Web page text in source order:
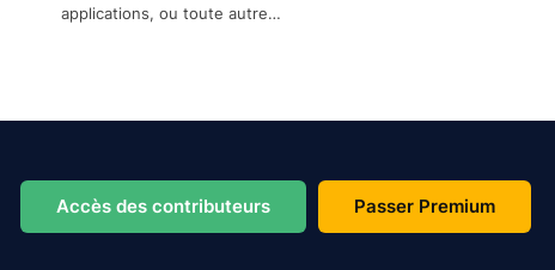
applications, ou toute autre
Accès des contributeurs Passer Premium